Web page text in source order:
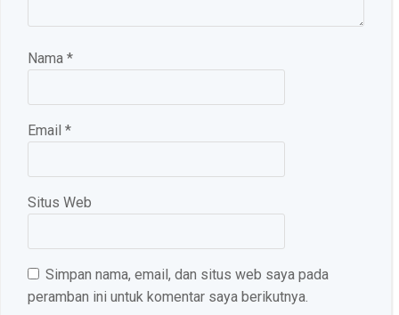
Nama *
Email *
Situs Web
Simpan nama, email, dan situs web saya pada
peramban ini untuk komentar saya berikutnya.